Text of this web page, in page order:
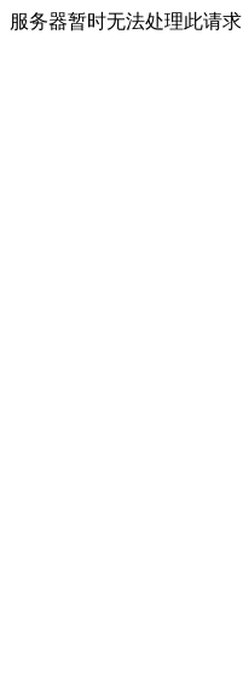
服务器暂时无法处理此请求